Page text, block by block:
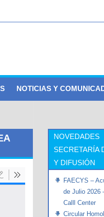
NOTICIAS Y
NOVEDADES
SECRETARÍA
Y DIFUSIÓN
FAECYS –
de Julio 2026
Calll Center
Circular